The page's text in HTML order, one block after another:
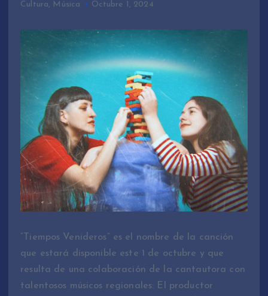
Cultura, Música Octubre 1, 2024
“Tiempos Venideros” es el nombre de la canción
que estará disponible este 1 de octubre y que
resulta de una colaboración de la cantautora con
talentosos músicos regionales: El productor